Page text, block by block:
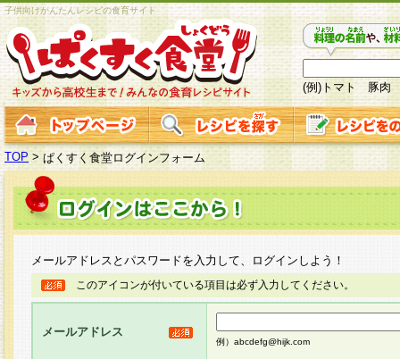
子供向けかんたんレシピの食育サイト
(例)トマト 豚肉
TOP > ぱくすく食堂ログインフォーム
メールアドレスとパスワードを入力して、ログインしよう！
このアイコンが付いている項目は必ず入力してください。
メールアドレス
例）abcdefg@hijk.com